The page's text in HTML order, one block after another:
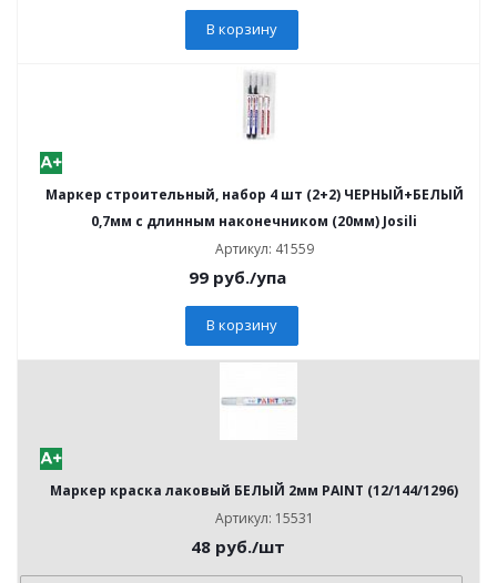
В корзину
Маркер строительный, набор 4 шт (2+2) ЧЕРНЫЙ+БЕЛЫЙ
0,7мм с длинным наконечником (20мм) Josili
Артикул: 41559
99 руб./упа
В корзину
Маркер краска лаковый БЕЛЫЙ 2мм PAINT (12/144/1296)
Артикул: 15531
48руб./шт